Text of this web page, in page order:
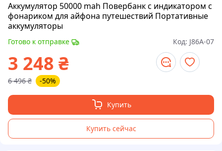
Аккумулятор 50000 mah Повербанк с индикатором с
фонариком для айфона путешествий Портативные
аккумуляторы
Готово к отправке Код: J86A-07
3 248 ₴
6 496 ₴ -50%
Купить
Купить сейчас